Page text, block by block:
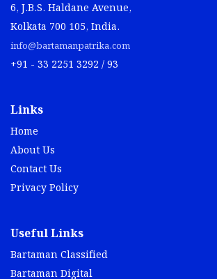
6, J.B.S. Haldane Avenue,
Kolkata 700 105, India.
info@bartamanpatrika.com
+91 - 33 2251 3292 / 93
Links
Home
About Us
Contact Us
Privacy Policy
Useful Links
Bartaman Classified
Bartaman Digital